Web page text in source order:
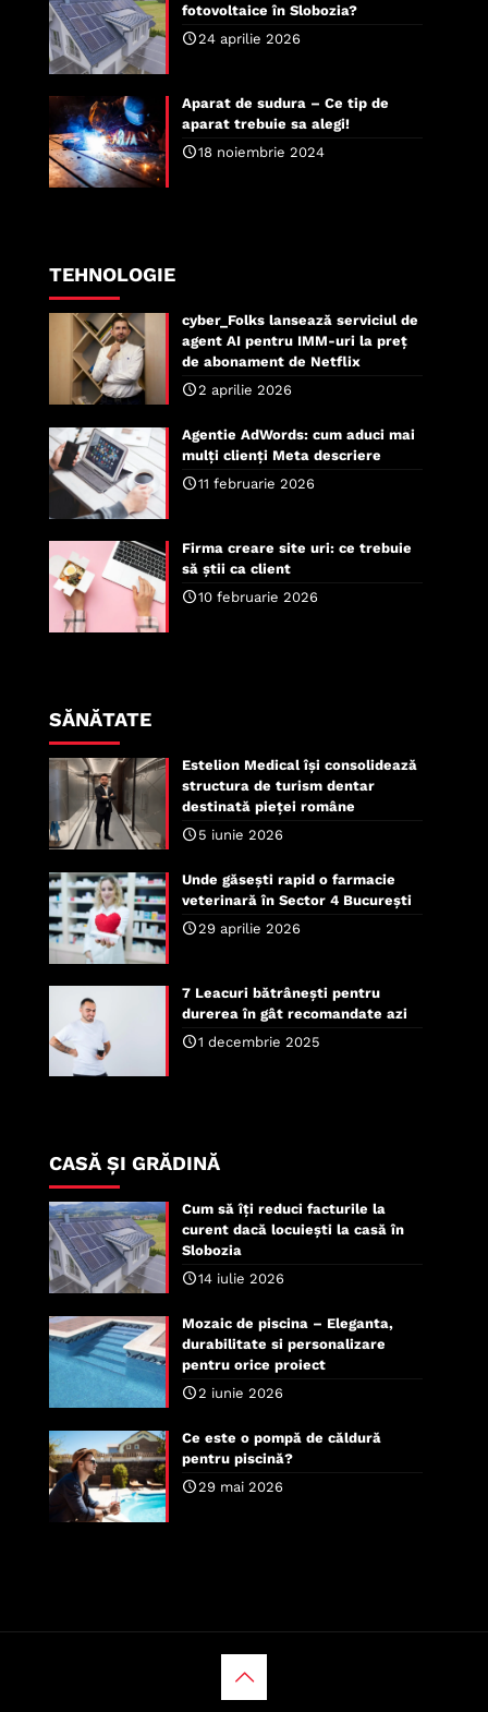
fotovoltaice în Slobozia?
24 aprilie 2026
Aparat de sudura – Ce tip de
aparat trebuie sa alegi!
18 noiembrie 2024
TEHNOLOGIE
cyber_Folks lansează serviciul de
agent AI pentru IMM-uri la preț
de abonament de Netflix
2 aprilie 2026
Agentie AdWords: cum aduci mai
mulți clienți Meta descriere
11 februarie 2026
Firma creare site uri: ce trebuie
să știi ca client
10 februarie 2026
SĂNĂTATE
Estelion Medical își consolidează
structura de turism dentar
destinată pieței române
5 iunie 2026
Unde găsești rapid o farmacie
veterinară în Sector 4 București
29 aprilie 2026
7 Leacuri bătrânești pentru
durerea în gât recomandate azi
1 decembrie 2025
CASĂ ȘI GRĂDINĂ
Cum să îți reduci facturile la
curent dacă locuiești la casă în
Slobozia
14 iulie 2026
Mozaic de piscina – Eleganta,
durabilitate si personalizare
pentru orice proiect
2 iunie 2026
Ce este o pompă de căldură
pentru piscină?
29 mai 2026